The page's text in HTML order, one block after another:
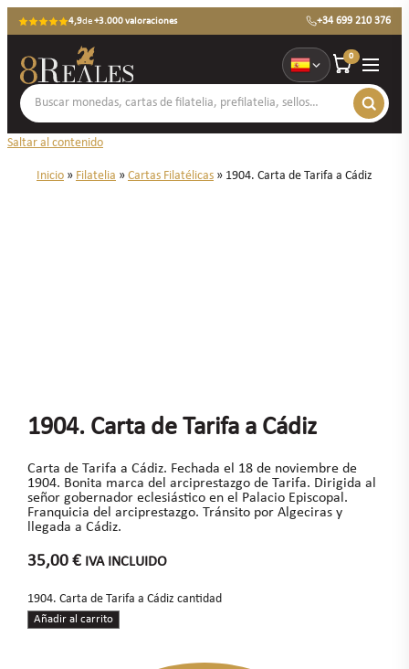
4,9de+3.000 valoraciones +34 699 210 376
0
Saltar al contenido
Inicio » Filatelia » Cartas Filatélicas » 1904. Carta de Tarifa a Cádiz
1904. Carta de Tarifa a Cádiz
Carta de Tarifa a Cádiz. Fechada el 18 de noviembre de
1904. Bonita marca del arciprestazgo de Tarifa. Dirigida al
señor gobernador eclesiástico en el Palacio Episcopal.
Franquicia del arciprestazgo. Tránsito por Algeciras y
llegada a Cádiz.
35,00 € IVA INCLUIDO
1904. Carta de Tarifa a Cádiz cantidad
Añadir al carrito